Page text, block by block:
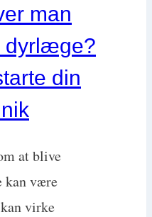
Praktiske
tips
til
dyreklinikken
med
man
dyrlæge?
din
at blive
kan være
virke